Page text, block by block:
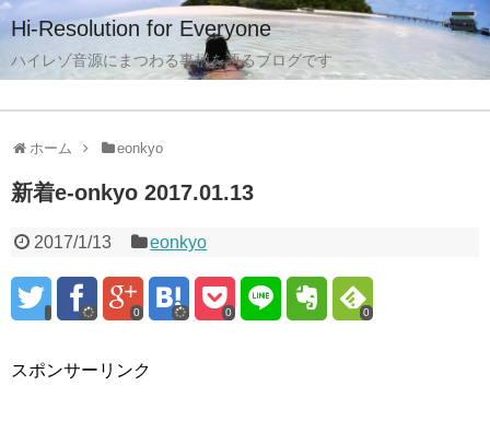
Hi-Resolution for Everyone
ハイレゾ音源にまつわる事柄を語るブログです
ホーム eonkyo
新着e-onkyo 2017.01.13
2017/1/13 eonkyo
0 0 0
スポンサーリンク